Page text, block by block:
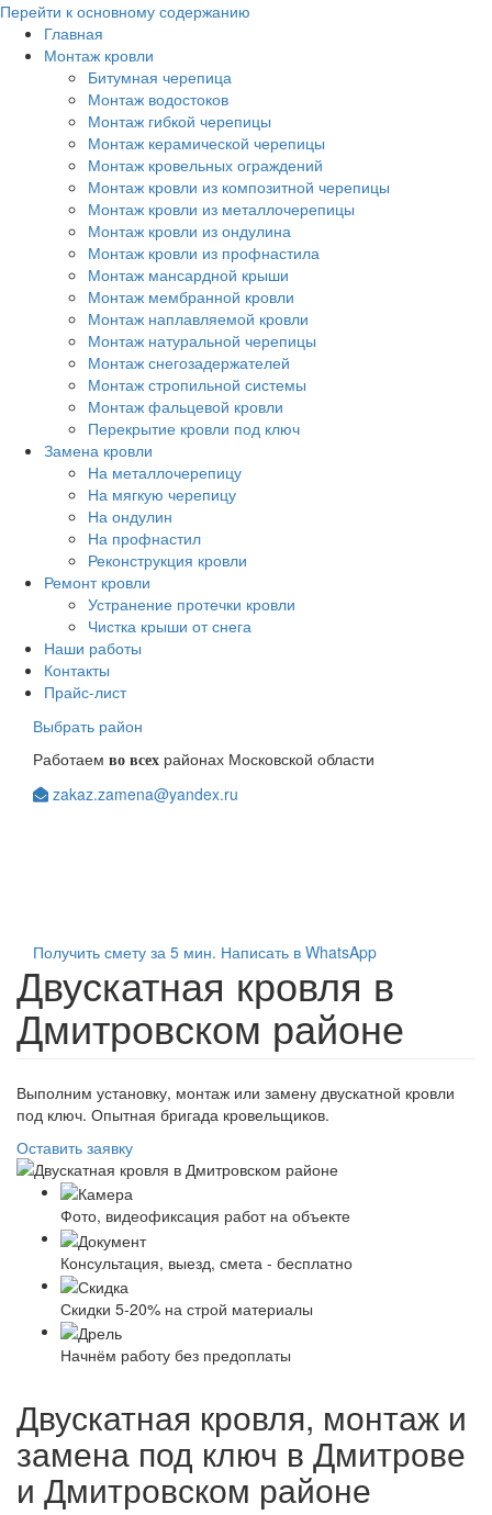
Перейти к основному содержанию
Главная
Монтаж кровли
Битумная черепица
Монтаж водостоков
Монтаж гибкой черепицы
Монтаж керамической черепицы
Монтаж кровельных ограждений
Монтаж кровли из композитной черепицы
Монтаж кровли из металлочерепицы
Монтаж кровли из ондулина
Монтаж кровли из профнастила
Монтаж мансардной крыши
Монтаж мембранной кровли
Монтаж наплавляемой кровли
Монтаж натуральной черепицы
Монтаж снегозадержателей
Монтаж стропильной системы
Монтаж фальцевой кровли
Перекрытие кровли под ключ
Замена кровли
На металлочерепицу
На мягкую черепицу
На ондулин
На профнастил
Реконструкция кровли
Ремонт кровли
Устранение протечки кровли
Чистка крыши от снега
Наши работы
Контакты
Прайс-лист
Выбрать район
Работаем во всех районах Московской области
zakaz.zamena@yandex.ru
Получить смету за 5 мин. Написать в WhatsApp
Двускатная кровля в
Дмитровском районе
Выполним установку, монтаж или замену двускатной кровли
под ключ. Опытная бригада кровельщиков.
Оставить заявку
Фото, видеофиксация работ на объекте
Консультация, выезд, смета - бесплатно
Скидки 5-20% на строй материалы
Начнём работу без предоплаты
Двускатная кровля, монтаж и
замена под ключ в Дмитрове
и Дмитровском районе